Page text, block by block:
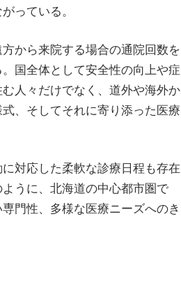
っている。
から来院する場合の通院回数を
国全体として安全性の向上や症
人々だけでなく、道外や海外か
、そしてそれに寄り添った医療
対応した柔軟な診療日程も存在
うに、北海道の中心都市圏で
門性、多様な医療ニーズへのき